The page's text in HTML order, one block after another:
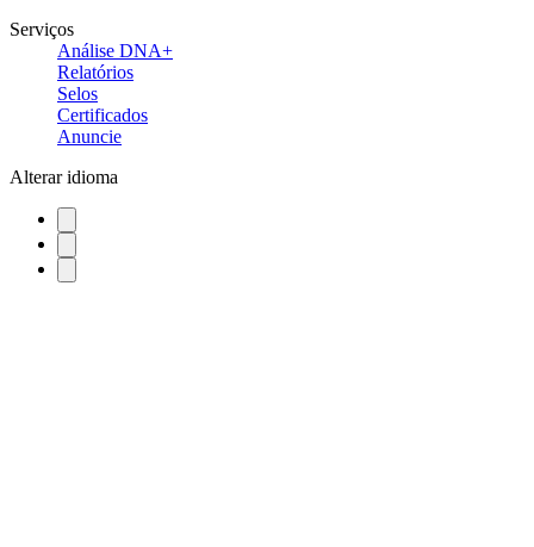
Serviços
Análise DNA+
Relatórios
Selos
Certificados
Anuncie
Alterar idioma